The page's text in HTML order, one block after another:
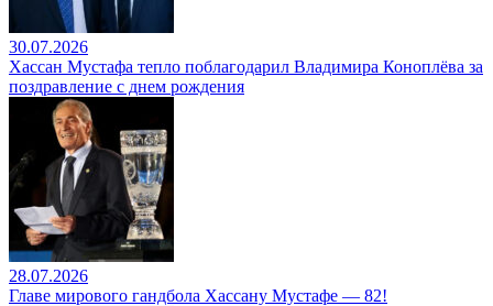
30.07.2026
Хассан Мустафа тепло поблагодарил Владимира Коноплёва за
поздравление с днем рождения
28.07.2026
Главе мирового гандбола Хассану Мустафе — 82!